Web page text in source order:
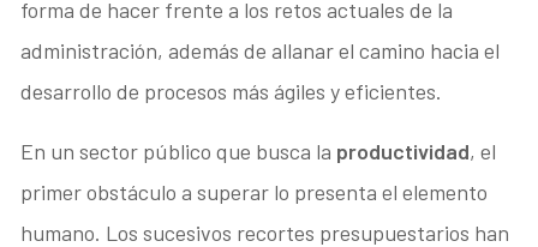
forma de hacer frente a los retos actuales de la
administración, además de allanar el camino hacia el
desarrollo de procesos más ágiles y eficientes.
En un sector público que busca la productividad, el
primer obstáculo a superar lo presenta el elemento
humano. Los sucesivos recortes presupuestarios han